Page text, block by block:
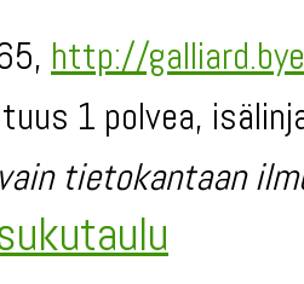
http://
1 polvea,
vain tietokantaan